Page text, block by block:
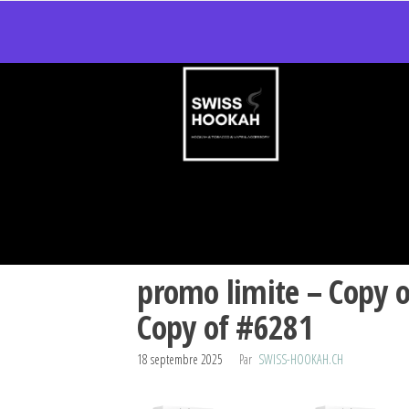
promo limite – Copy
Copy of #6281
18 septembre 2025 Par SWISS-HOOKAH.CH